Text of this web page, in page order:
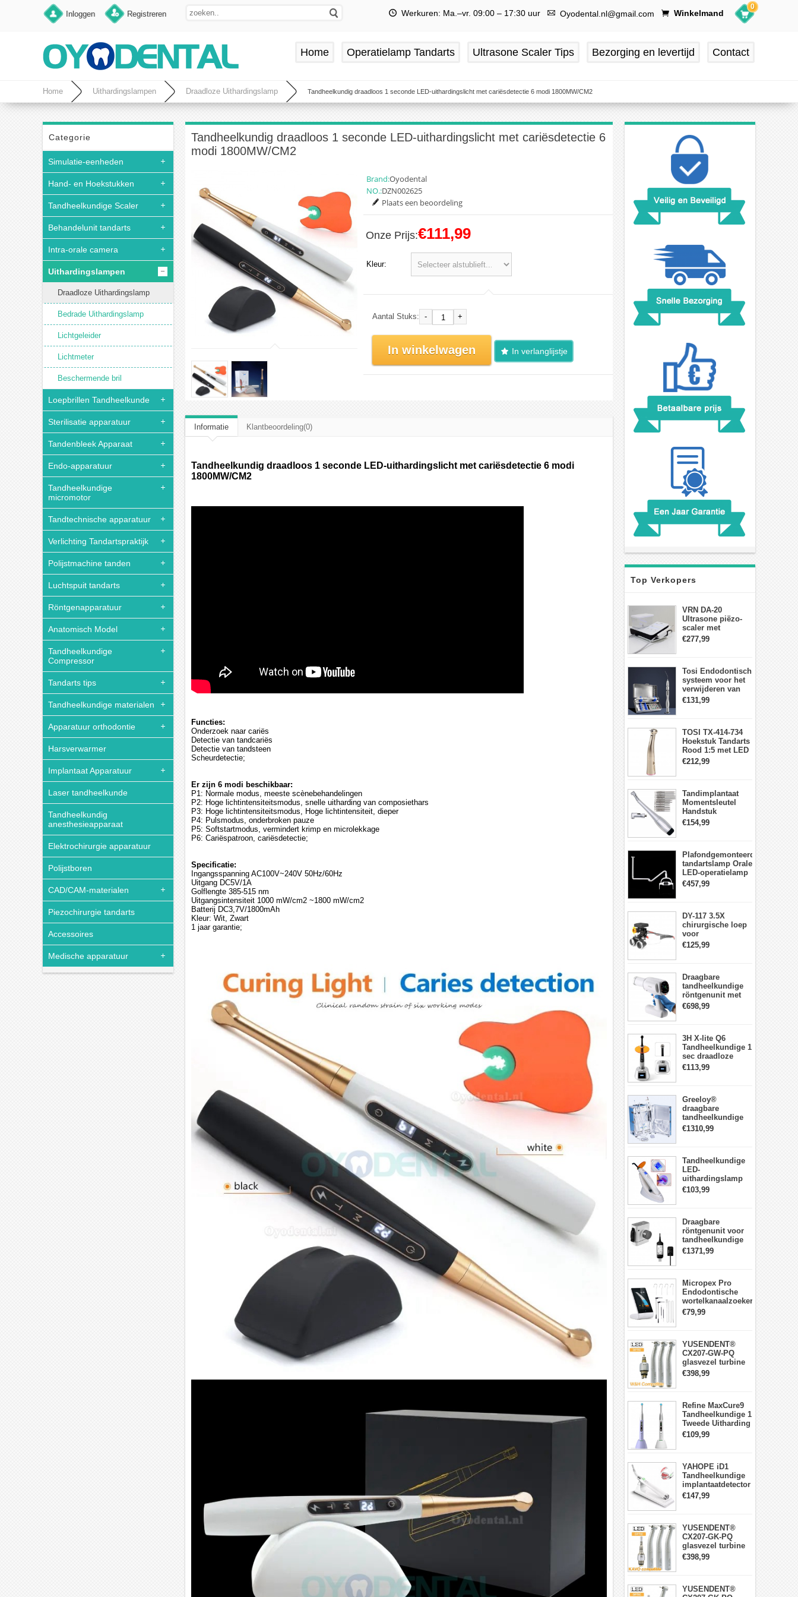
Inloggen Registreren Werkuren: Ma.–vr. 09:00 – 17:30 uur Oyodental.nl@gmail.com Winkelmand
0
Home Operatielamp Tandarts Ultrasone Scaler Tips Bezorging en levertijd Contact
Home Uithardingslampen Draadloze Uithardingslamp Tandheelkundig draadloos 1 seconde LED-uithardingslicht met cariësdetectie 6 modi 1800MW/CM2
Categorie
Simulatie-eenheden
Hand- en Hoekstukken
Tandheelkundige Scaler
Behandelunit tandarts
Intra-orale camera
Uithardingslampen
Draadloze Uithardingslamp
Bedrade Uithardingslamp
Lichtgeleider
Lichtmeter
Beschermende bril
Loepbrillen Tandheelkunde
Sterilisatie apparatuur
Tandenbleek Apparaat
Endo-apparatuur
Tandheelkundige
micromotor
Tandtechnische apparatuur
Verlichting Tandartspraktijk
Polijstmachine tanden
Luchtspuit tandarts
Röntgenapparatuur
Anatomisch Model
Tandheelkundige
Compressor
Tandarts tips
Tandheelkundige materialen
Apparatuur orthodontie
Harsverwarmer
Implantaat Apparatuur
Laser tandheelkunde
Tandheelkundig
anesthesieapparaat
Elektrochirurgie apparatuur
Polijstboren
CAD/CAM-materialen
Piezochirurgie tandarts
Accessoires
Medische apparatuur
Top Verkopers
VRN DA-20
Ultrasone piëzo-
scaler met
waterfles Fit EMS
draadloos
€277,99
Tosi Endodontisch
systeem voor het
verwijderen van
gebroken vijlen
wortelkanaalvijlextractorkit
€131,99
TOSI TX-414-734
Hoekstuk Tandarts
Rood 1:5 met LED
Licht Mini hoofd
€212,99
Tandimplantaat
Momentsleutel
Handstuk
Universele met 12
Schroevendraaiers
€154,99
Plafondgemonteerde
tandartslamp Orale
LED-operatielamp
Examenschaduwloze
6 LED-lens met
€457,99
DY-117 3.5X
chirurgische loep
voor
tandheelkunde +
DY-010 draadloze
€125,99
Draagbare
tandheelkundige
röntgenunit met
hoge frequentie
intraorale
€698,99
3H X-lite Q6
Tandheelkundige 1
sec draadloze
LED-
Uithardingslamp
behuizing
€113,99
Greeloy®
draagbare
tandheelkundige
Eenheid met
luchtCompressor
ultrasone scaler)
€1310,99
Tandheelkundige
LED-
uithardingslamp
Draadloos met
lichtmeter 2000
€103,99
Draagbare
röntgenunit voor
tandheelkundige
apparatuur met
hoge frequentie +
€1371,99
Micropex Pro
Endodontische
wortelkanaalzoeker
Apex Locator voor
kanaallengtemeting
€79,99
YUSENDENT®
CX207-GW-PQ
glasvezel turbine
handstuk W&H
compatibel
€398,99
Refine MaxCure9
Tandheelkundige 1
Tweede Uitharding
LED-
uithardingslamp
€109,99
YAHOPE iD1
Tandheelkundige
implantaatdetector
implantaatlocator
slimme
€147,99
YUSENDENT®
CX207-GK-PQ
glasvezel turbine
handstuk KAVO-
compatibel
x3)
€398,99
YUSENDENT®
Tandheelkundig draadloos 1 seconde LED-uithardingslicht met cariësdetectie 6
modi 1800MW/CM2
Brand:Oyodental
NO.:DZN002625
Plaats een beoordeling
Onze Prijs:€111,99
Kleur:
Aantal Stuks: - +
In winkelwagen In verlanglijstje
Informatie Klantbeoordeling(0)
Tandheelkundig draadloos 1 seconde LED-uithardingslicht met cariësdetectie 6 modi
1800MW/CM2
Functies:
Onderzoek naar cariës
Detectie van tandcariës
Detectie van tandsteen
Scheurdetectie;
Er zijn 6 modi beschikbaar:
P1: Normale modus, meeste scènebehandelingen
P2: Hoge lichtintensiteitsmodus, snelle uitharding van composiethars
P3: Hoge lichtintensiteitsmodus, Hoge lichtintensiteit, dieper
P4: Pulsmodus, onderbroken pauze
P5: Softstartmodus, vermindert krimp en microlekkage
P6: Cariëspatroon, cariësdetectie;
Specificatie:
Ingangsspanning AC100V~240V 50Hz/60Hz
Uitgang DC5V/1A
Golflengte 385-515 nm
Uitgangsintensiteit 1000 mW/cm2 ~1800 mW/cm2
Batterij DC3,7V/1800mAh
Kleur: Wit, Zwart
1 jaar garantie;